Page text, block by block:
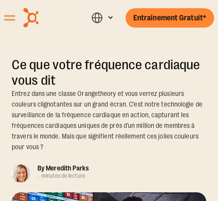
Entraînement Gratuit*
Ce que votre fréquence cardiaque
vous dit
Entrez dans une classe Orangetheory et vous verrez plusieurs
couleurs clignotantes sur un grand écran. C'est notre technologie de
surveillance de la fréquence cardiaque en action, capturant les
fréquences cardiaques uniques de près d'un million de membres à
travers le monde. Mais que signifient réellement ces jolies couleurs
pour vous ?
ByMeredith Parks
. minutes de lecture